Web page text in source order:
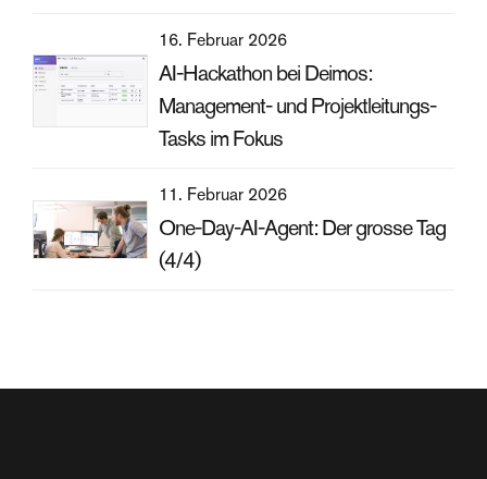
16. Februar 2026
AI-Hackathon bei Deimos:
Management- und Projektleitungs-
Tasks im Fokus
11. Februar 2026
One-Day-AI-Agent: Der grosse Tag
(4/4)